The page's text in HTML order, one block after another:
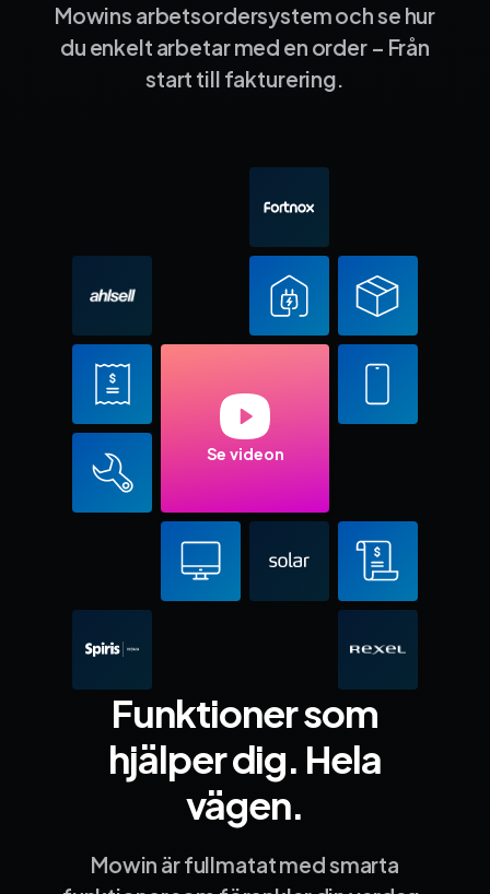
Mowins arbetsordersystem och se hur
du enkelt arbetar med en order – Från
start till fakturering.
Se videon
Funktioner som
hjälper dig. Hela
vägen.
Mowin är fullmatat med smarta